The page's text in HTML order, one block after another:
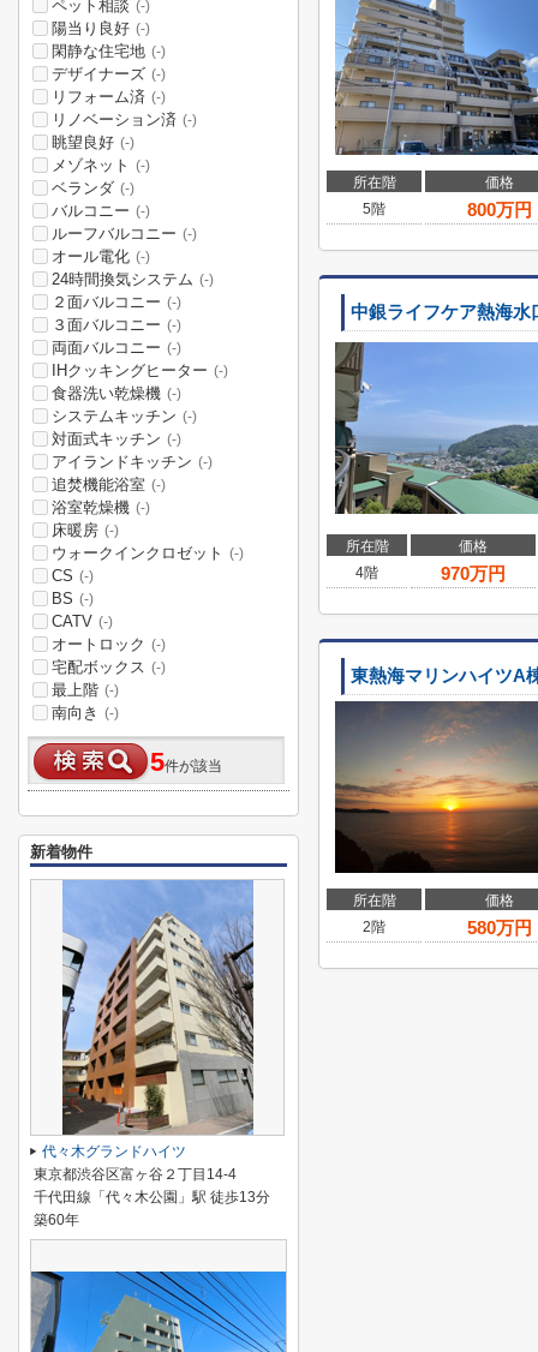
所在階
価格
5階
800万円
中銀ライフケア熱海水
所在階
価格
4階
970万円
東熱海マリンハイツA
所在階
価格
2階
580万円
ペット相談 (-)
陽当り良好 (-)
閑静な住宅地 (-)
デザイナーズ (-)
リフォーム済 (-)
リノベーション済 (-)
眺望良好 (-)
メゾネット (-)
ベランダ (-)
バルコニー (-)
ルーフバルコニー (-)
オール電化 (-)
24時間換気システム (-)
２面バルコニー (-)
３面バルコニー (-)
両面バルコニー (-)
IHクッキングヒーター (-)
食器洗い乾燥機 (-)
システムキッチン (-)
対面式キッチン (-)
アイランドキッチン (-)
追焚機能浴室 (-)
浴室乾燥機 (-)
床暖房 (-)
ウォークインクロゼット (-)
CS (-)
BS (-)
CATV (-)
オートロック (-)
宅配ボックス (-)
最上階 (-)
南向き (-)
5件が該当
新着物件
代々木グランドハイツ
東京都渋谷区富ヶ谷２丁目14-4
千代田線「代々木公園」駅 徒歩13分
築60年